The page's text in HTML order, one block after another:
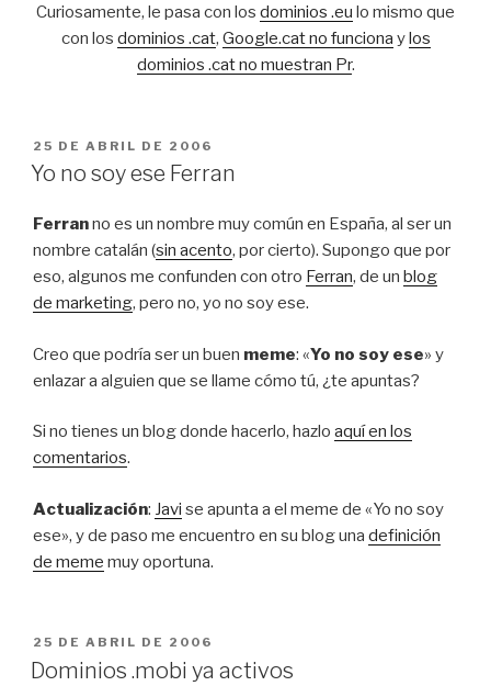
Curiosamente, le pasa con los dominios .eu lo mismo que
con los dominios .cat, Google.cat no funciona ylos
dominios .cat no muestran Pr.
PUBLICADO
EL
25 DE ABRIL DE 2006
Yo no soy ese Ferran
Ferranno es un nombre muy común en España, al ser un
nombre catalán (sin acento, por cierto). Supongo que por
eso, algunos me confunden con otro Ferran, de un blog
de marketing, pero no, yo no soy ese.
Creo que podría ser un buen meme: «Yo no soy ese» y
enlazar a alguien que se llame cómo tú, ¿te apuntas?
Si no tienes un blog donde hacerlo, hazlo aquí en los
comentarios.
Actualización: Javi se apunta a el meme de «Yo no soy
ese», y de paso me encuentro en su blog una definición
de meme muy oportuna.
PUBLICADO
EL
25 DE ABRIL DE 2006
Dominios .mobi ya activos